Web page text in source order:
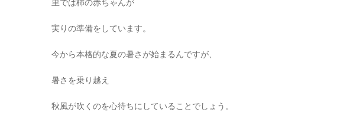
里では柿の赤ちゃんが
実りの準備をしています。
今から本格的な夏の暑さが始まるんですが、
暑さを乗り越え
秋風が吹くのを心待ちにしていることでしょう。